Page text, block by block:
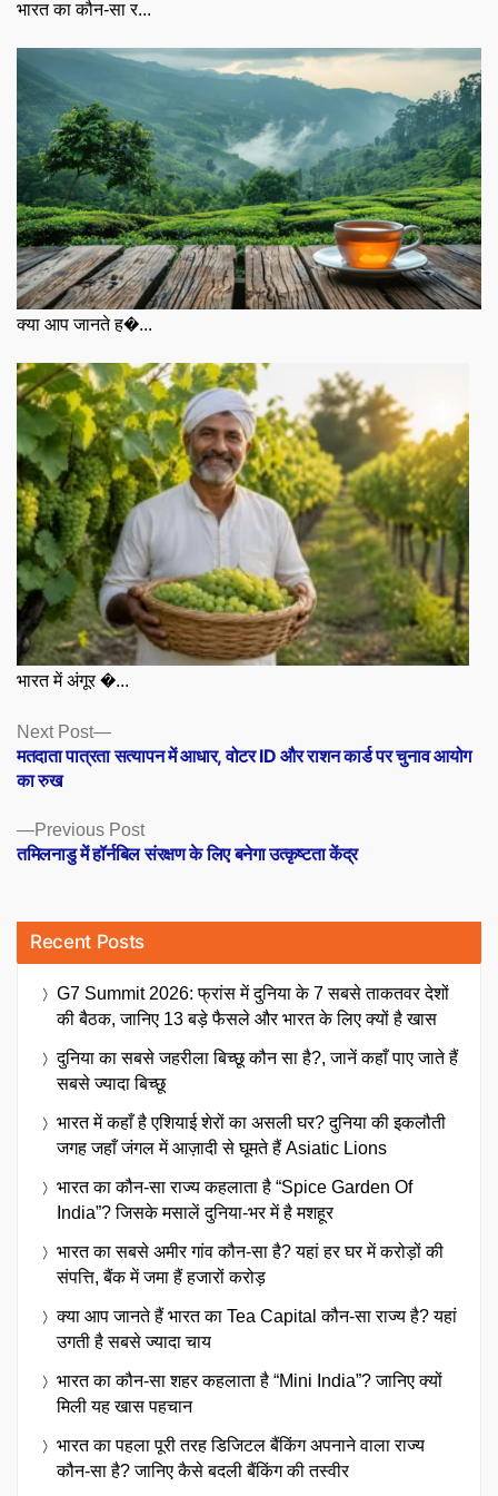
भारत का कौन-सा र...
क्या आप जानते ह�...
भारत में अंगूर �...
Posts
navigation
Previous PostPrevious
post:
तमिलनाडु में हॉर्नबिल संरक्षण के लिए बनेगा उत्कृष्टता केंद्र
Next Post
Next
post:
मतदाता पात्रता सत्यापन में आधार, वोटर ID और राशन कार्ड पर चुनाव आयोग
का रुख
Recent Posts
G7 Summit 2026: फ्रांस में दुनिया के 7 सबसे ताकतवर देशों
की बैठक, जानिए 13 बड़े फैसले और भारत के लिए क्यों है खास
दुनिया का सबसे जहरीला बिच्छू कौन सा है?, जानें कहाँ पाए जाते हैं
सबसे ज्यादा बिच्छू
भारत में कहाँ है एशियाई शेरों का असली घर? दुनिया की इकलौती
जगह जहाँ जंगल में आज़ादी से घूमते हैं Asiatic Lions
भारत का कौन-सा राज्य कहलाता है “Spice Garden Of
India”? जिसके मसालें दुनिया-भर में है मशहूर
भारत का सबसे अमीर गांव कौन-सा है? यहां हर घर में करोड़ों की
संपत्ति, बैंक में जमा हैं हजारों करोड़
क्या आप जानते हैं भारत का Tea Capital कौन-सा राज्य है? यहां
उगती है सबसे ज्यादा चाय
भारत का कौन-सा शहर कहलाता है “Mini India”? जानिए क्यों
मिली यह खास पहचान
भारत का पहला पूरी तरह डिजिटल बैंकिंग अपनाने वाला राज्य
कौन-सा है? जानिए कैसे बदली बैंकिंग की तस्वीर